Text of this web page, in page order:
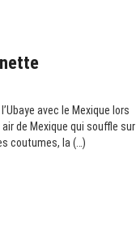
avec le Mexique lors
de Mexique qui souffle sur
coutumes, la (…)